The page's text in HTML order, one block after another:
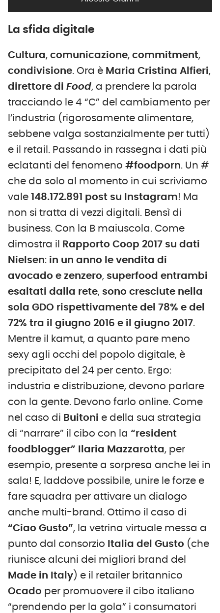
La sfida digitale
Cultura, comunicazione, commitment,
condivisione. Ora è Maria Cristina Alfieri,
direttore di Food, a prendere la parola
tracciando le 4 “C” del cambiamento per
l’industria (rigorosamente alimentare,
sebbene valga sostanzialmente per tutti)
e il retail. Passando in rassegna i dati più
eclatanti del fenomeno #foodporn. Un #
che da solo al momento in cui scriviamo
vale 148.172.891 post su Instagram! Ma
non si tratta di vezzi digitali. Bensì di
business. Con la B maiuscola. Come
dimostra il
Rapporto Coop 2017 su dati
Nielsen: in un anno le vendita di
avocado e zenzero, superfood entrambi
esaltati dalla rete, sono cresciute nella
sola GDO rispettivamente del 78% e del
72% tra il giugno 2016 e il giugno 2017.
Mentre il kamut, a quanto pare meno
sexy agli occhi del popolo digitale, è
precipitato del 24 per cento. Ergo:
industria e distribuzione, devono parlare
con la gente. Devono farlo online. Come
nel caso di Buitoni e della sua strategia
di “narrare” il cibo con la “resident
foodblogger” Ilaria Mazzarotta, per
esempio, presente a sorpresa anche lei in
sala! E, laddove possibile, unire le forze e
fare squadra per attivare un dialogo
anche multi-brand. Ottimo il caso di
“Ciao Gusto”, la vetrina virtuale messa a
punto dal consorzio Italia del Gusto (che
riunisce alcuni dei migliori brand del
Made in Italy ) e il retailer britannico
Ocado per promuovere il cibo italiano
“prendendo per la gola” i consumatori